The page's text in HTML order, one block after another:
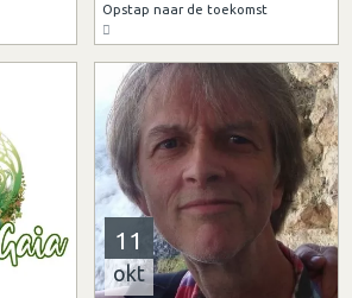
Opstap naar de toekomst
11
okt